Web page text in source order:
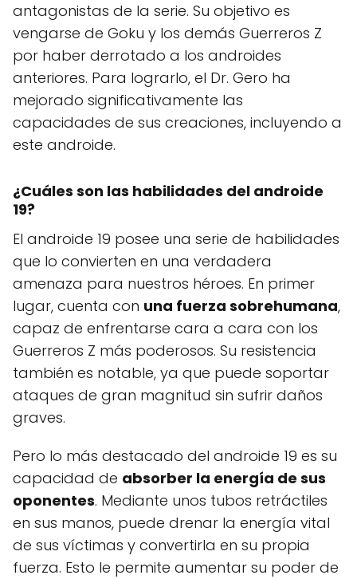
antagonistas de la serie. Su objetivo es
vengarse de Goku y los demás Guerreros Z
por haber derrotado a los androides
anteriores. Para lograrlo, el Dr. Gero ha
mejorado significativamente las
capacidades de sus creaciones, incluyendo a
este androide.
¿Cuáles son las habilidades del androide
19?
El androide 19 posee una serie de habilidades
que lo convierten en una verdadera
amenaza para nuestros héroes. En primer
lugar, cuenta con una fuerza sobrehumana,
capaz de enfrentarse cara a cara con los
Guerreros Z más poderosos. Su resistencia
también es notable, ya que puede soportar
ataques de gran magnitud sin sufrir daños
graves.
Pero lo más destacado del androide 19 es su
capacidad de absorber la energía de sus
oponentes. Mediante unos tubos retráctiles
en sus manos, puede drenar la energía vital
de sus víctimas y convertirla en su propia
fuerza. Esto le permite aumentar su poder de